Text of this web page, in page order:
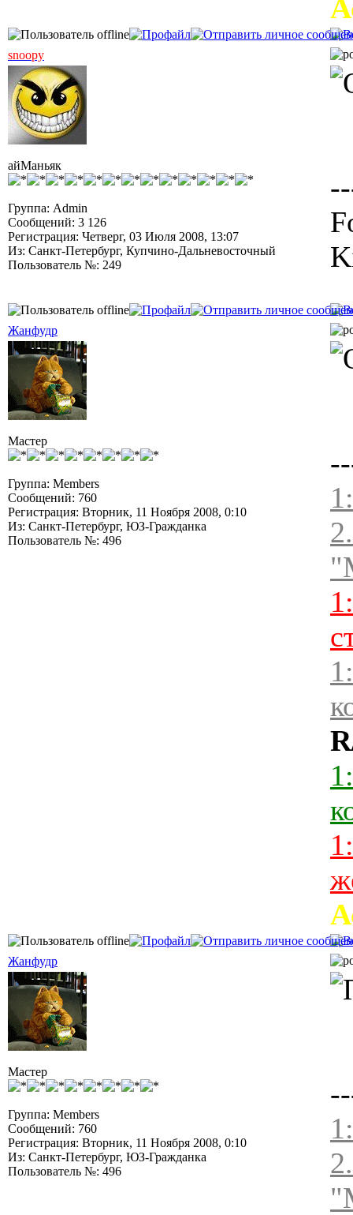
snoopy
айМаньяк
Группа: Admin
Сообщений: 3 126
Регистрация: Четверг, 03 Июля 2008, 13:07
Из: Санкт-Петербург, Купчино-Дальневосточный
Пользователь №: 249
Жанфудр
Мастер
Группа: Members
Сообщений: 760
Регистрация: Вторник, 11 Ноября 2008, 0:10
Из: Санкт-Петербург, ЮЗ-Гражданка
Пользователь №: 496
Жанфудр
Мастер
Группа: Members
Сообщений: 760
Регистрация: Вторник, 11 Ноября 2008, 0:10
Из: Санкт-Петербург, ЮЗ-Гражданка
Пользователь №: 496